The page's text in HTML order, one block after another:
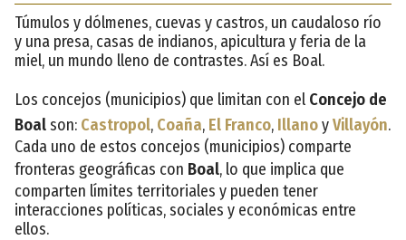
Túmulos y dólmenes, cuevas y castros, un caudaloso río
y una presa, casas de indianos, apicultura y feria de la
miel, un mundo lleno de contrastes. Así es Boal.
Los concejos (municipios) que limitan con el Concejo de
Boalson: Castropol, Coaña, El Franco, IllanoyVillayón.
Cada uno de estos concejos (municipios) comparte
fronteras geográficas con Boal, lo que implica que
comparten límites territoriales y pueden tener
interacciones políticas, sociales y económicas entre
ellos.